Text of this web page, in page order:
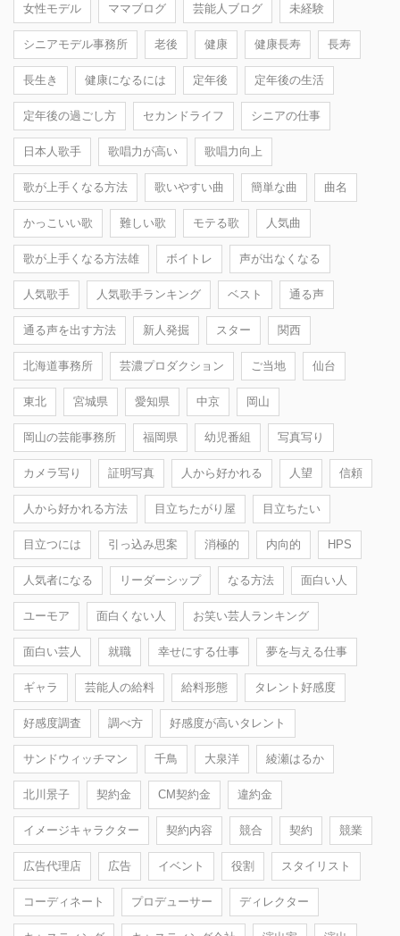
女性モデル ママブログ 芸能人ブログ 未経験
シニアモデル事務所 老後 健康 健康長寿 長寿
長生き 健康になるには 定年後 定年後の生活
定年後の過ごし方 セカンドライフ シニアの仕事
日本人歌手 歌唱力が高い 歌唱力向上
歌が上手くなる方法 歌いやすい曲 簡単な曲 曲名
かっこいい歌 難しい歌 モテる歌 人気曲
歌が上手くなる方法雄 ボイトレ 声が出なくなる
人気歌手 人気歌手ランキング ベスト 通る声
通る声を出す方法 新人発掘 スター 関西
北海道事務所 芸濃プロダクション ご当地 仙台
東北 宮城県 愛知県 中京 岡山
岡山の芸能事務所 福岡県 幼児番組 写真写り
カメラ写り 証明写真 人から好かれる 人望 信頼
人から好かれる方法 目立ちたがり屋 目立ちたい
目立つには 引っ込み思案 消極的 内向的 HPS
人気者になる リーダーシップ なる方法 面白い人
ユーモア 面白くない人 お笑い芸人ランキング
面白い芸人 就職 幸せにする仕事 夢を与える仕事
ギャラ 芸能人の給料 給料形態 タレント好感度
好感度調査 調べ方 好感度が高いタレント
サンドウィッチマン 千鳥 大泉洋 綾瀬はるか
北川景子 契約金 CM契約金 違約金
イメージキャラクター 契約内容 競合 契約 競業
広告代理店 広告 イベント 役割 スタイリスト
コーディネート プロデューサー ディレクター